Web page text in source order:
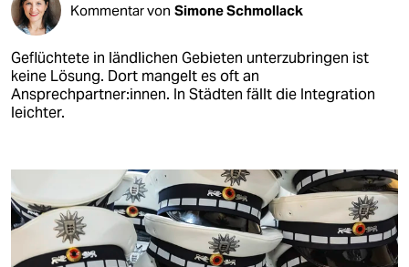
Kommentar von Simone Schmollack
Geflüchtete in ländlichen Gebieten unterzubringen ist
keine Lösung. Dort mangelt es oft an
Ansprechpartner:innen. In Städten fällt die Integration
leichter.